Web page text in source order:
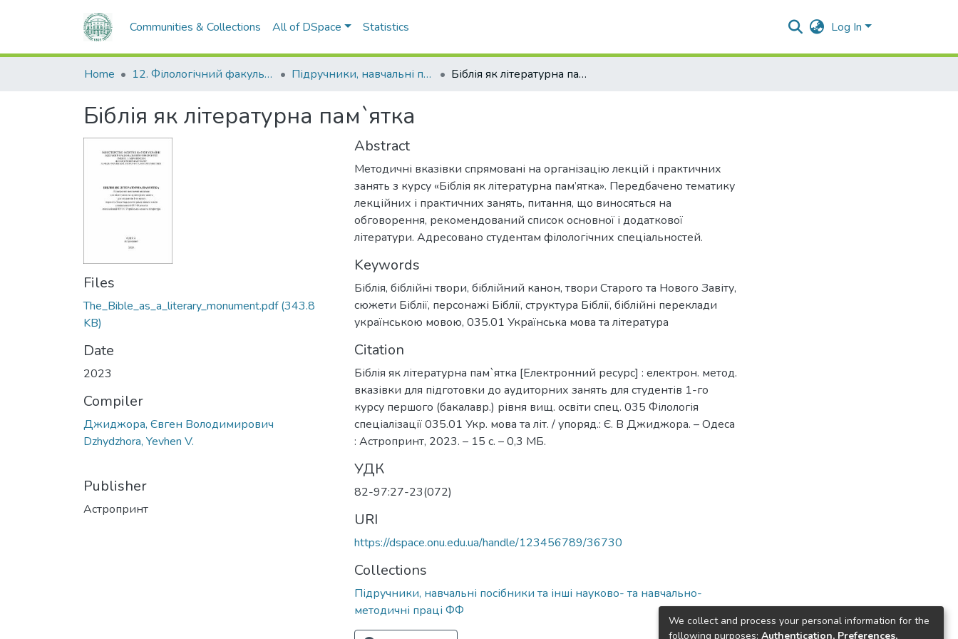
Communities & Collections All of DSpace Statistics Log In
Home 12. Філологічний факультет Підручники, навчальні посібники та інші науково- та навчально-методичні праці ФФ Біблія як літературна пам`ятка
Біблія як літературна пам`ятка
Files
The_Bible_as_a_literary_monument.pdf(343.8
KB)
Date
2023
Compiler
Джиджора, Євген Володимирович
Dzhydzhora, Yevhen V.
Publisher
Астропринт
Abstract
Методичні вказівки спрямовані на організацію лекцій і практичних
занять з курсу «Біблія як літературна пам’ятка». Передбачено тематику
лекційних і практичних занять, питання, що виносяться на
обговорення, рекомендований список основної і додаткової
літератури. Адресовано студентам філологічних спеціальностей.
Keywords
Біблія, біблійні твори, біблійний канон, твори Старого та Нового Завіту,
сюжети Біблії, персонажі Біблії, структура Біблії, біблійні переклади
українською мовою, 035.01 Українська мова та література
Citation
Біблія як літературна пам`ятка [Електронний ресурс] : електрон. метод.
вказівки для підготовки до аудиторних занять для студентів 1-го
курсу першого (бакалавр.) рівня вищ. освіти спец. 035 Філологія
спеціалізації 035.01 Укр. мова та літ. / упоряд.: Є. В Джиджора. – Одеса
: Астропринт, 2023. – 15 с. – 0,3 МБ.
УДК
82-97:27-23(072)
URI
https://dspace.onu.edu.ua/handle/123456789/36730
Collections
Підручники, навчальні посібники та інші науково- та навчально-
методичні праці ФФ
We collect and process your personal information for the
following purposes: Authentication, Preferences,